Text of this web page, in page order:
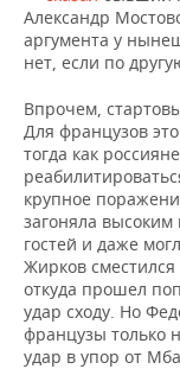
Александр
аргумента у
нет, если по
Впрочем,
Для французов
тогда как
крупное
загоняла
гостей и даже
Жирков
откуда прошел
удар сходу. Но
французы только
удар в упор от